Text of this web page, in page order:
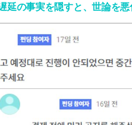
延の事実を隠すと、世論を悪